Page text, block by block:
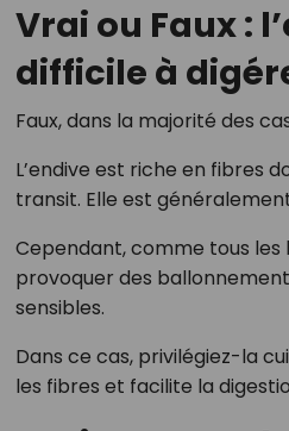
Vrai ou Faux :
difficile à
Faux, dans la majorité des
L’endive est riche en fibres
transit. Elle est
Cependant, comme tous les
provoquer des
sensibles.
Dans ce cas, privilégiez-la
les fibres et facilite la